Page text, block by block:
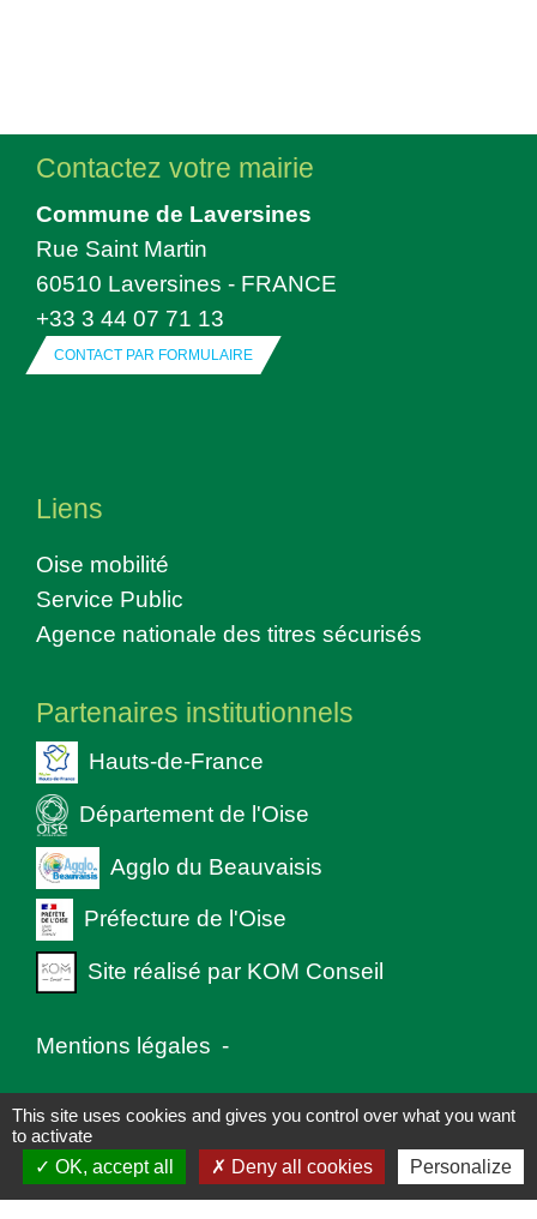
Contactez votre mairie
Commune de Laversines
Rue Saint Martin
60510 Laversines - FRANCE
+33 3 44 07 71 13
CONTACT PAR FORMULAIRE
Liens
Oise mobilité
Service Public
Agence nationale des titres sécurisés
Partenaires institutionnels
Hauts-de-France
Département de l'Oise
Agglo du Beauvaisis
Préfecture de l'Oise
Site réalisé par KOM Conseil
Mentions légales -
Politique de confidentialité - Accessibilité -
Plan du site - Gestion des cookies
This site uses cookies and gives you control over what you want
to activate
OK, accept all
Deny all cookies Personalize